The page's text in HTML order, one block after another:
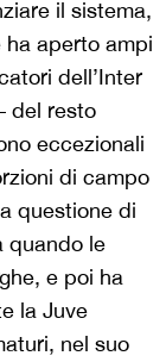
il sistema,
ha aperto ampi
dell’Inter
del resto
eccezionali
di campo
questione di
quando le
e poi ha
la Juve
nel suo